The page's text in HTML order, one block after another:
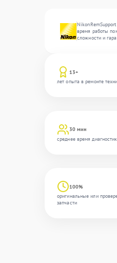
время работы
сложности и
13+
лет опыта в ремонте
30 мин
среднее время
100%
оригинальные или
запчасти